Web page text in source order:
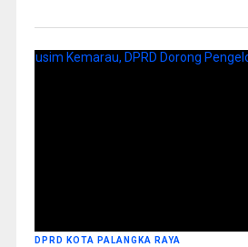
DPRD KOTA PALANGKA RAYA